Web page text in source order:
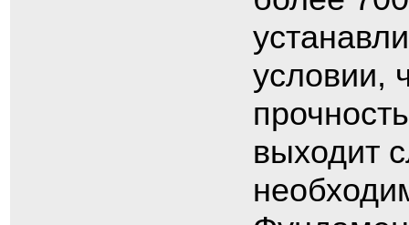
условии,
выходит